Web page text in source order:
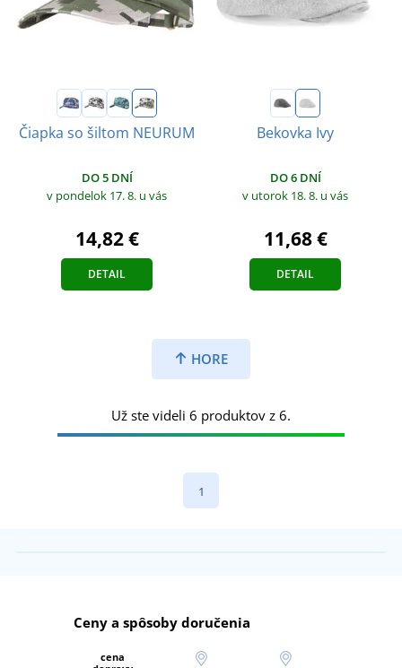
Čiapka so šiltom NEURUM
DO 5 DNÍ
v pondelok 17. 8. u vás
14,82 €
DETAIL
Bekovka Ivy
DO 6 DNÍ
v utorok 18. 8. u vás
11,68 €
DETAIL
HORE
Už ste videli 6 produktov z 6.
1
Ceny a spôsoby doručenia
cena